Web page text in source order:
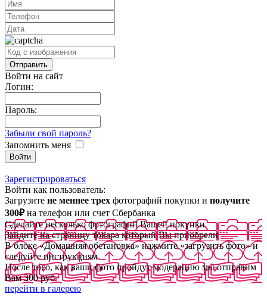
Войти на сайт
Логин:
Пароль:
Забыли свой пароль?
Запомнить меня
Зарегистрироваться
Войти как пользователь:
Загрузите не меннее трех фотографий покупки и получите
300₽на телефон или счет Сбербанка
Сделайте несколько фотографий Вашей покупки
Зайдите на страницу товара который Вы приобрели
В блоке «Домашняя обстановка» нажмите «загрузить фото» и
следуйте инструкциям
После того, как ваши фото пройдут модерацию мы отправим
Вам 300 руб
перейти в галерею